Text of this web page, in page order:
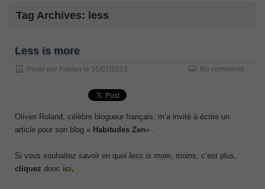
Tag Archives: less
Less is more
Posté par Fabian le 31/07/2013 No comments
Olivier Roland, célèbre blogueur français, m’a invité à écrire un
article pour son blog « Habitudes Zen« .
Si vous souhaitez savoir en quoi less is more , moins, c’est plus,
cliquez donc ici.